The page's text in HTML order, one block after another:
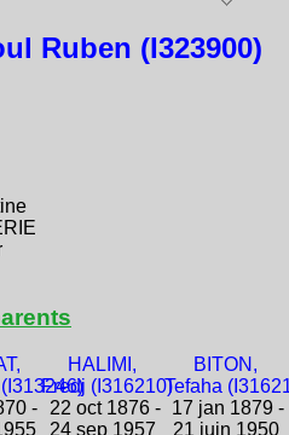
Ruben (I323900)
-
HALIMI,
Fredj (I316210)
22 oct 1876 -
24 sep 1957
BITON,
Tefaha
17 jan 1879 -
21 juin 1950